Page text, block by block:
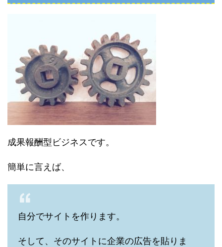
成果報酬型ビジネスです。
簡単に言えば、
自分でサイトを作ります。
そして、そのサイトに企業の広告を貼りま